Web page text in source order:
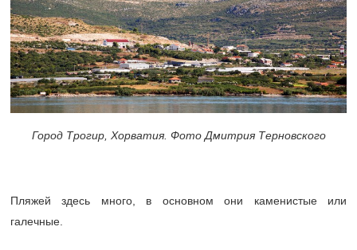
Город Трогир, Хорватия. Фото Дмитрия Терновского
Пляжей здесь много, в основном они каменистые или
галечные.